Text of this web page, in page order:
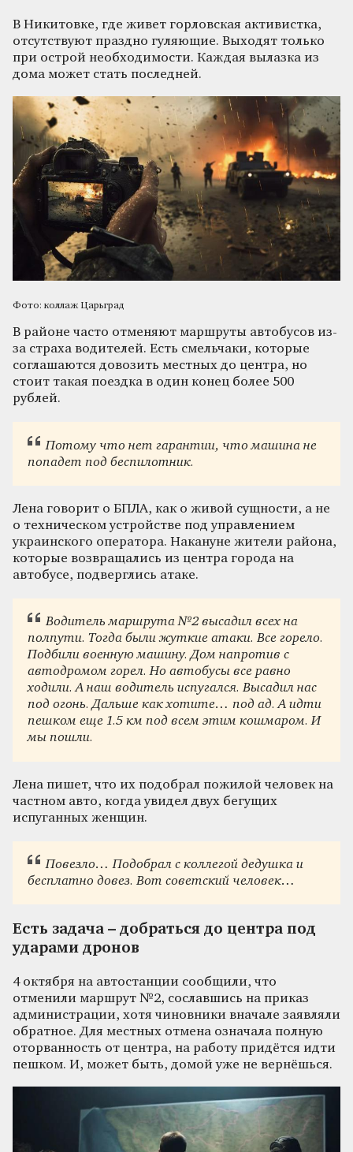
В Никитовке, где живет горловская активистка,
отсутствуют праздно гуляющие. Выходят только
при острой необходимости. Каждая вылазка из
дома может стать последней.
Фото: коллаж Царьград
В районе часто отменяют маршруты автобусов из-
за страха водителей. Есть смельчаки, которые
соглашаются довозить местных до центра, но
стоит такая поездка в один конец более 500
рублей.
Потому что нет гарантии, что машина не
попадет под беспилотник.
Лена говорит о БПЛА, как о живой сущности, а не
о техническом устройстве под управлением
украинского оператора. Накануне жители района,
которые возвращались из центра города на
автобусе, подверглись атаке.
Водитель маршрута №2 высадил всех на
полпути. Тогда были жуткие атаки. Все горело.
Подбили военную машину. Дом напротив с
автодромом горел. Но автобусы все равно
ходили. А наш водитель испугался. Высадил нас
под огонь. Дальше как хотите… под ад. А идти
пешком еще 1.5 км под всем этим кошмаром. И
мы пошли.
Лена пишет, что их подобрал пожилой человек на
частном авто, когда увидел двух бегущих
испуганных женщин.
Повезло… Подобрал с коллегой дедушка и
бесплатно довез. Вот советский человек…
Есть задача – добраться до центра под
ударами дронов
4 октября на автостанции сообщили, что
отменили маршрут №2, сославшись на приказ
администрации, хотя чиновники вначале заявляли
обратное. Для местных отмена означала полную
оторванность от центра, на работу придётся идти
пешком. И, может быть, домой уже не вернёшься.